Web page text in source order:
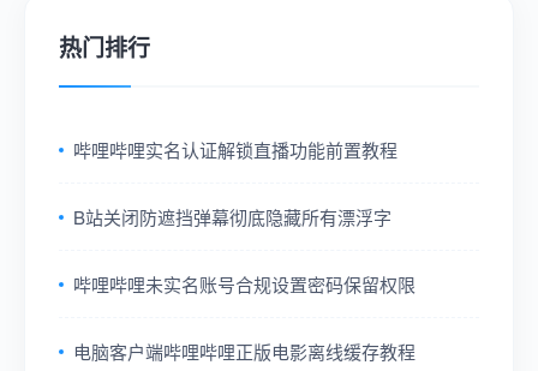
热门排行
哔哩哔哩实名认证解锁直播功能前置教程
B站关闭防遮挡弹幕彻底隐藏所有漂浮字
哔哩哔哩未实名账号合规设置密码保留权限
电脑客户端哔哩哔哩正版电影离线缓存教程